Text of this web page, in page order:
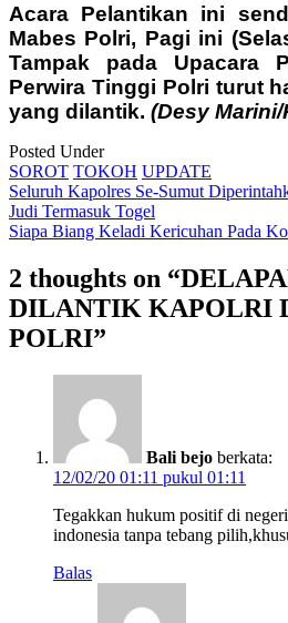
Acara Pelantikan ini
Mabes Polri, Pagi ini
Tampak pada Upacara
Perwira Tinggi Polri turut
yang dilantik. (Desy Marini/
Posted Under
SOROT TOKOH UPDATE
Post
navigation
Seluruh Kapolres Se-Sumut
Judi Termasuk Togel
Siapa Biang Keladi Kericuhan Pada
2 thoughts on “
DILANTIK KAPOLRI
POLRI”
Bali bejo berkata:
12/02/20 01:11 pukul 01:11
Tegakkan hukum positif di
indonesia tanpa tebang
Balas